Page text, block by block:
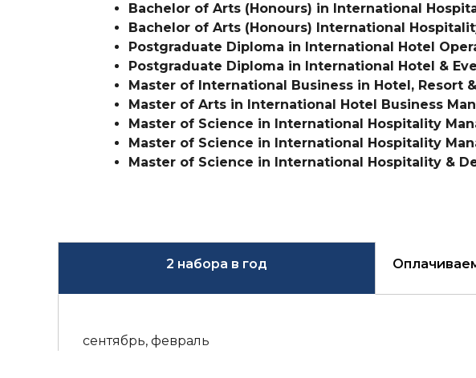
Bachelor of Arts (Honours) in International
Bachelor of Arts (Honours) International
Postgraduate Diploma in International Hotel
Postgraduate Diploma in International Hotel &
Master of International Business in Hotel, Resort
Master of Arts in International Hotel Business
Master of Science in International Hospitality
Master of Science in International Hospitality
Master of Science in International Hospitality &
2 набора в год
сентябрь, февраль